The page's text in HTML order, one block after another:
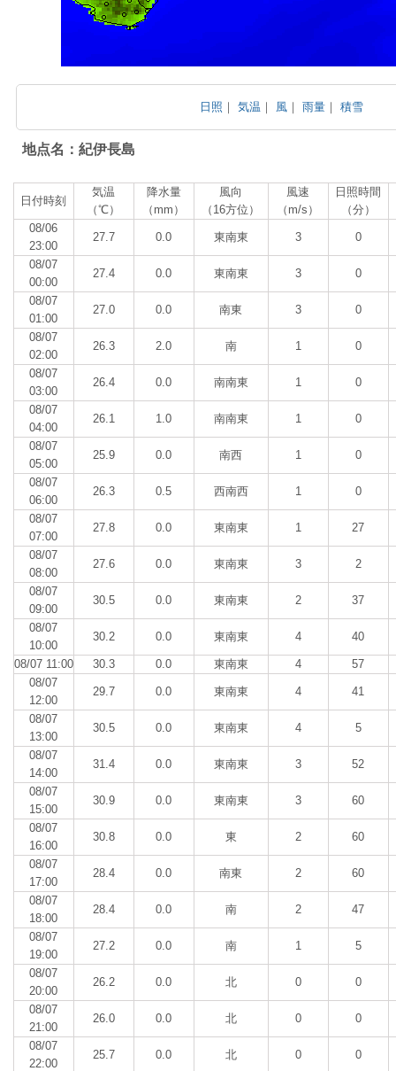
日照 ｜気温 ｜ 風 ｜雨量 ｜積雪
地点名：紀伊長島
日付時刻
気温
（℃）
降水量
（mm）
風向
（16方位）
風速
（m/s）
日照時間
（分）
08/06
23:00
27.7 0.0 東南東 3 0
08/07
00:00
27.4 0.0 東南東 3 0
08/07
01:00
27.0 0.0 南東 3 0
08/07
02:00
26.3 2.0 南 1 0
08/07
03:00
26.4 0.0 南南東 1 0
08/07
04:00
26.1 1.0 南南東 1 0
08/07
05:00
25.9 0.0 南西 1 0
08/07
06:00
26.3 0.5 西南西 1 0
08/07
07:00
27.8 0.0 東南東 1 27
08/07
08:00
27.6 0.0 東南東 3 2
08/07
09:00
30.5 0.0 東南東 2 37
08/07
10:00
30.2 0.0 東南東 4 40
08/07 11:00 30.3 0.0 東南東 4
57
08/07
12:00
29.7 0.0 東南東 4 41
08/07
13:00
30.5 0.0 東南東 4 5
08/07
14:00
31.4 0.0 東南東 3 52
08/07
15:00
30.9 0.0 東南東 3 60
08/07
16:00
30.8 0.0 東 2 60
08/07
17:00
28.4 0.0 南東 2 60
08/07
18:00
28.4 0.0 南 2 47
08/07
19:00
27.2 0.0 南 1 5
08/07
20:00
26.2 0.0 北 0 0
08/07
21:00
26.0 0.0 北 0 0
08/07
22:00
25.7 0.0 北 0 0